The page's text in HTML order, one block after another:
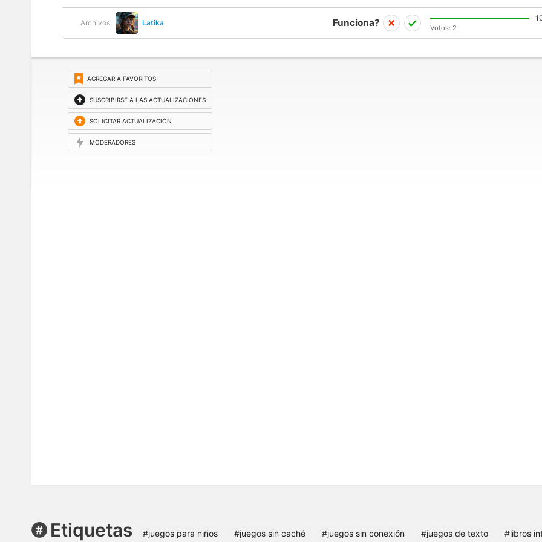
Archivos: Latika Funciona? Votos: 2
AGREGAR A FAVORITOS
SUSCRIBIRSE A LAS ACTUALIZACIONES
SOLICITAR ACTUALIZACIÓN
MODERADORES
Etiquetas #juegos para niños #juegos sin caché #juegos sin conexión #juegos de texto #libros